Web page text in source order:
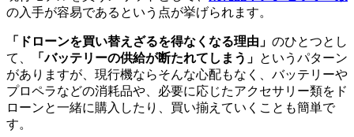
の入手が容易であるという点が挙げられます。
「ドローンを買い替えざるを得なくなる理由」 のひとつとし
て、
「バッテリーの供給が断たれてしまう」 というパターン
がありますが、現行機ならそんな心配もなく、バッテリーや
プロペラなどの消耗品や、必要に応じたアクセサリー類をド
ローンと一緒に購入したり、買い揃えていくことも簡単で
す。